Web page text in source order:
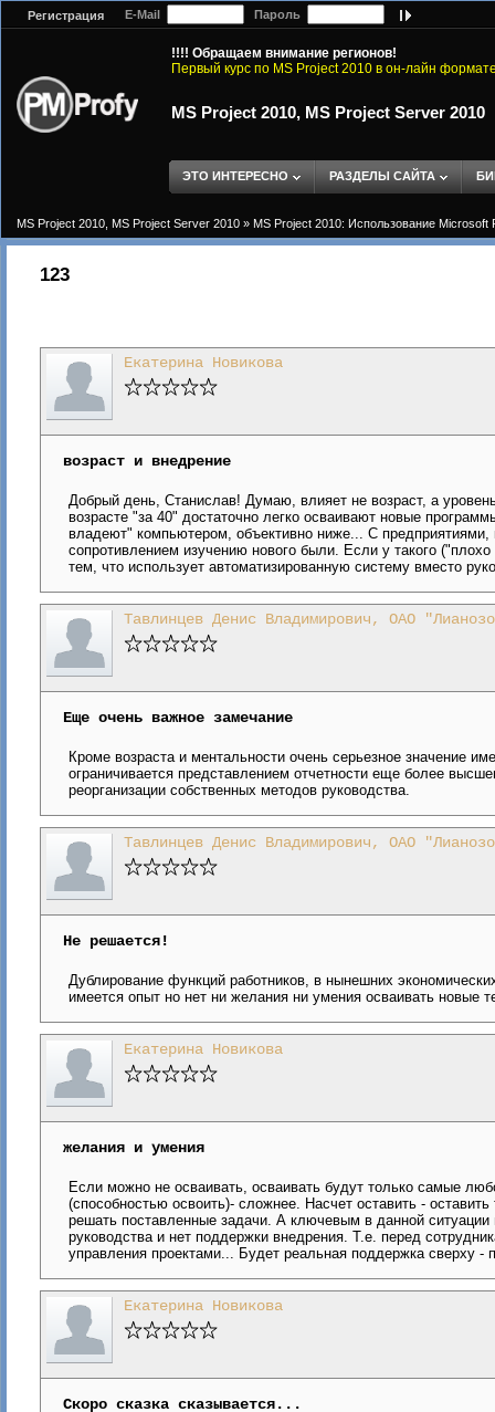
Регистрация E-Mail Пароль
!!!! Обращаем внимание регионов!
Первый курс по MS Project 2010 в он-лайн
MS Project 2010, MS Project Server 2010
ЭТО ИНТЕРЕСНО РАЗДЕЛЫ САЙТА
MS Project 2010, MS Project Server 2010 » MS Project 2010: Использование Microsoft
123
Екатерина Новикова
возраст и внедрение
Добрый день, Станислав! Думаю, влияет не возраст, а
возрасте "за 40" достаточно легко осваивают новые
владеют" компьютером, объективно ниже... С предприятиями,
сопротивлением изучению нового были. Если у такого
тем, что использует автоматизированную систему вместо
Тавлинцев Денис Владимирович, ОАО
Еще очень важное замечание
Кроме возраста и ментальности очень серьезное значение
ограничивается представлением отчетности еще более
реорганизации собственных методов руководства.
Тавлинцев Денис Владимирович, ОАО
Не решается!
Дублирование функций работников, в нынешних
имеется опыт но нет ни желания ни умения осваивать новые
Екатерина Новикова
желания и умения
Если можно не осваивать, осваивать будут только самые
(способностью освоить)- сложнее. Насчет оставить -
решать поставленные задачи. А ключевым в данной
руководства и нет поддержки внедрения. Т.е. перед
управления проектами... Будет реальная поддержка сверху -
Екатерина Новикова
Скоро сказка сказывается...